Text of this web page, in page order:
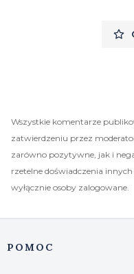
Wszystkie komentarze
zatwierdzeniu przez
zarówno pozytywne, jak i
rzetelne doświadczenia
wyłącznie osoby zalogowane.
Linki w stopce
POMOC